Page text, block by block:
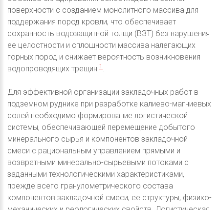
поверхности с созданием монолитного массива для
поддержания пород кровли, что обеспечивает
сохранность водозащитной толщи (ВЗТ) без нарушения
ее целостности и сплошности массива налегающих
горных пород и снижает вероятность возникновения
водопроводящих трещин 1 .
Для эффективной организации закладочных работ в
подземном руднике при разработке калиево-магниевых
солей необходимо формирование логистической
системы, обеспечивающей перемещение добытого
минерального сырья и компонентов закладочной
смеси с рациональным управлением прямыми и
возвратными минерально-сырьевыми потоками с
заданными технологическими характеристиками,
прежде всего гранулометрического состава
компонентов закладочной смеси, ее структуры, физико-